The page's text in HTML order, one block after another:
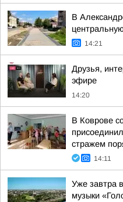
В
14:21
Друзья,
эфире
14:20
В Коврове
стражем
14:11
Уже завтра
музыки